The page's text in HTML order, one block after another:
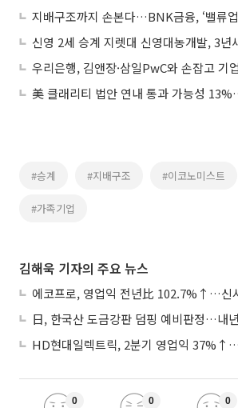
지배구조까지 손본다…BNK금융, ‘밸류
우리은행, 김앤장·삼일PwC와 손잡고 기
#승계 #지배구조 #이코노미스트
#가족기업
김해욱 기자의 주요 뉴스
0 0 0